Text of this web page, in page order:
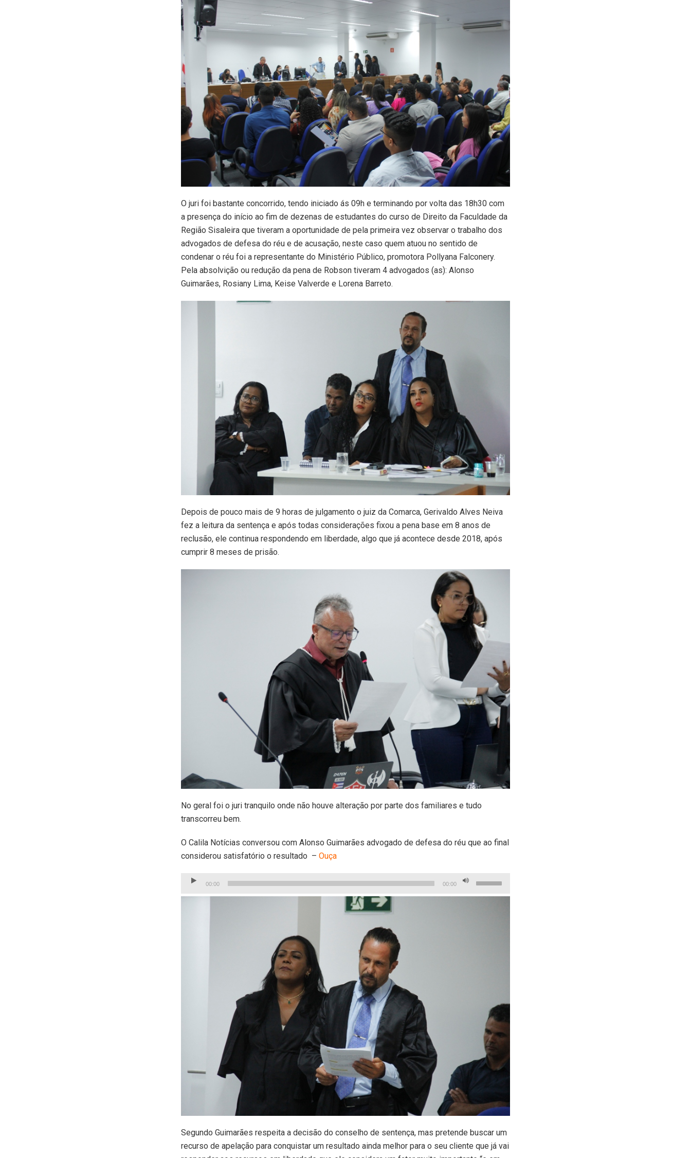
O juri foi bastante concorrido, tendo iniciado ás 09h e terminando por volta das 18h30 com
a presença do início ao fim de dezenas de estudantes do curso de Direito da Faculdade da
Região Sisaleira que tiveram a oportunidade de pela primeira vez observar o trabalho dos
advogados de defesa do réu e de acusação, neste caso quem atuou no sentido de
condenar o réu foi a representante do Ministério Público, promotora Pollyana Falconery.
Pela absolvição ou redução da pena de Robson tiveram 4 advogados (as): Alonso
Guimarães, Rosiany Lima, Keise Valverde e Lorena Barreto.
Depois de pouco mais de 9 horas de julgamento o juiz da Comarca, Gerivaldo Alves Neiva
fez a leitura da sentença e após todas considerações fixou a pena base em 8 anos de
reclusão, ele continua respondendo em liberdade, algo que já acontece desde 2018, após
cumprir 8 meses de prisão.
No geral foi o juri tranquilo onde não houve alteração por parte dos familiares e tudo
transcorreu bem.
O Calila Notícias conversou com Alonso Guimarães advogado de defesa do réu que ao final
considerou satisfatório o resultado – Ouça
Tocador 00:00 00:00
diminuir
volume.
Segundo Guimarães respeita a decisão do conselho de sentença, mas pretende buscar um
recurso de apelação para conquistar um resultado ainda melhor para o seu cliente que já vai